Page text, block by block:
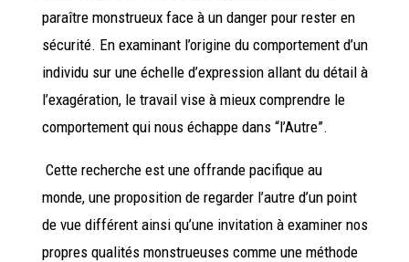
paraître monstrueux face à un danger pour rester en
sécurité. En examinant l’origine du comportement d’un
individu sur une échelle d’expression allant du détail à
l’exagération, le travail vise à mieux comprendre le
comportement qui nous échappe dans “l’Autre”.
Cette recherche est une offrande pacifique au
monde, une proposition de regarder l’autre d’un point
de vue différent ainsi qu’une invitation à examiner nos
propres qualités monstrueuses comme une méthode